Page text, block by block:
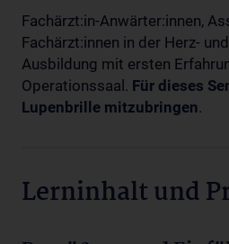
Fachärzt:in-Anwärter:innen,
Fachärzt:innen in der Herz-
Ausbildung mit ersten
Operationssaal. Für dieses
Lupenbrille mitzubringen.
Lerninhalt und